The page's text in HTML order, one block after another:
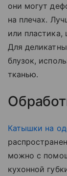
они могут
на плечах.
или
Для
блузок,
тканью.
Катышки на
можно с
кухонной